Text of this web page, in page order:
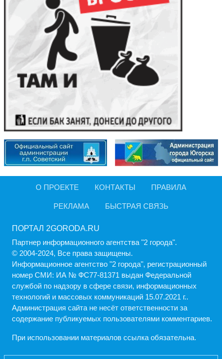
О ПРОЕКТЕ КОНТАКТЫ ПРАВИЛА
РЕКЛАМА БЫСТРАЯ СВЯЗЬ
ПОРТАЛ 2GORODA.RU
Партнер информационного агентства "2 города".
© 2004-2024, Все права защищены.
Информационное агентство "2 города", регистрационный
номер СМИ: ИА № ФС77-81371 выдан Федеральной
службой по надзору в сфере связи, информационных
технологий и массовых коммуникаций 15.07.2021 г..
Администрация cайта не несёт ответственности за
содержание публикуемых пользователями комментариев.
При использовании материалов ссылка обязательна.